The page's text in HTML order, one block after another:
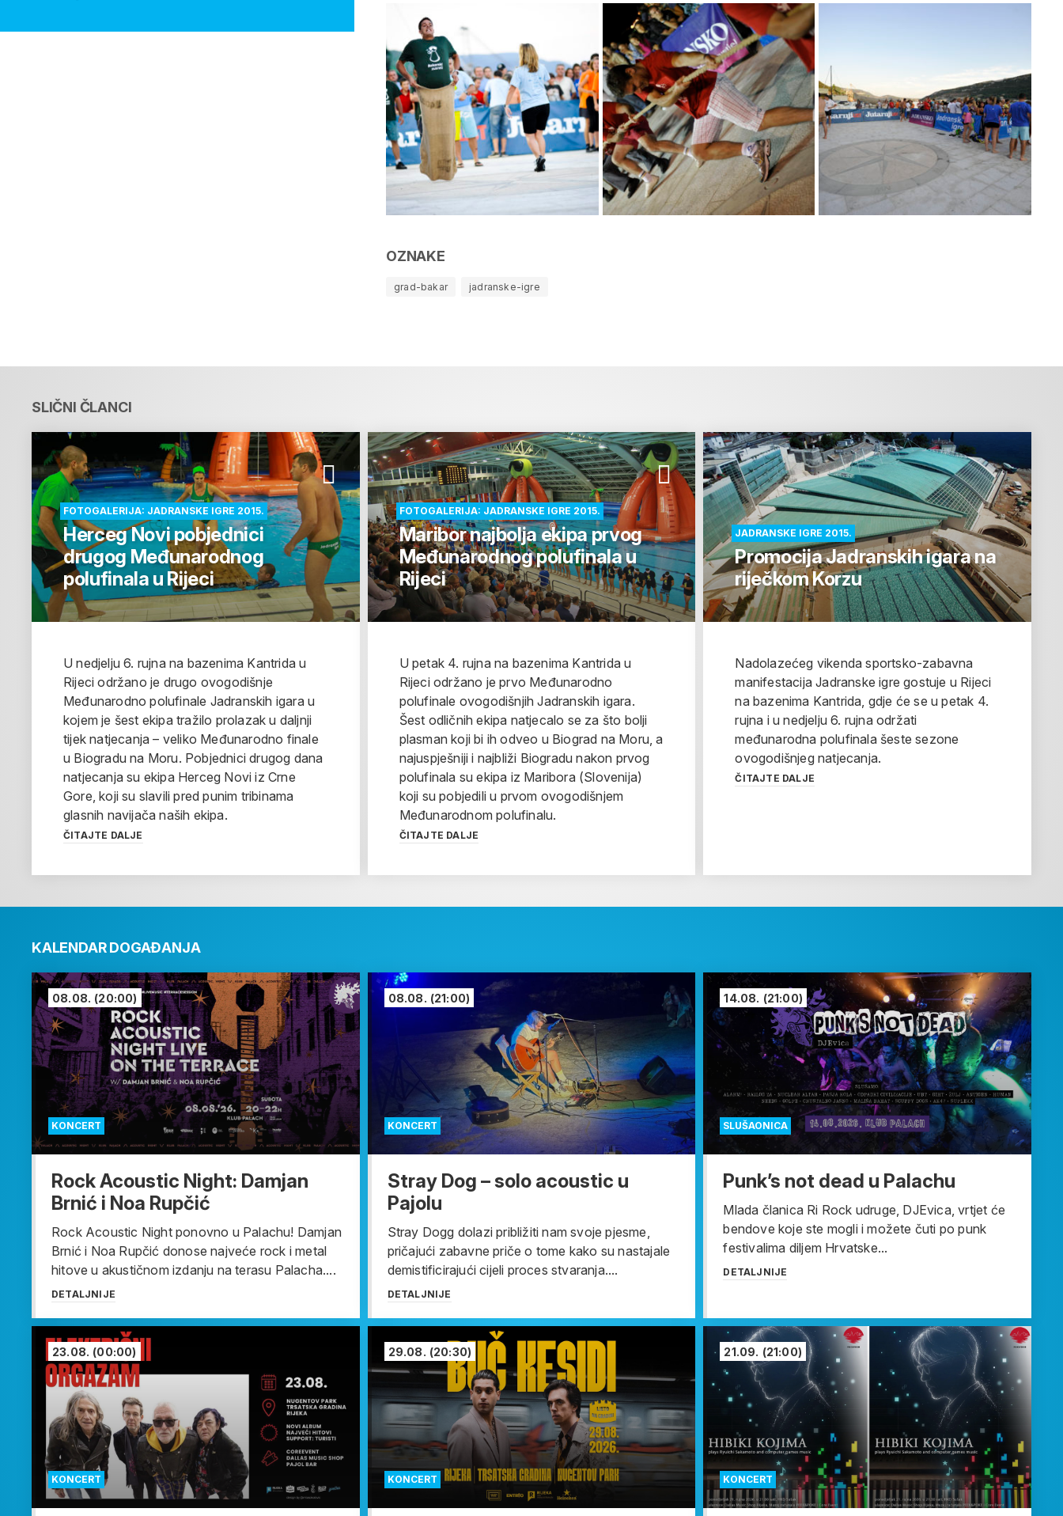
OZNAKE
grad-bakar jadranske-igre
SLIČNI ČLANCI
FOTOGALERIJA: JADRANSKE IGRE 2015.
Herceg Novi pobjednici
drugog Međunarodnog
polufinala u Rijeci
U nedjelju 6. rujna na bazenima Kantrida u
Rijeci održano je drugo ovogodišnje
Međunarodno polufinale Jadranskih igara u
kojem je šest ekipa tražilo prolazak u daljnji
tijek natjecanja – veliko Međunarodno finale
u Biogradu na Moru. Pobjednici drugog dana
natjecanja su ekipa Herceg Novi iz Crne
Gore, koji su slavili pred punim tribinama
glasnih navijača naših ekipa.
ČITAJTE DALJE
FOTOGALERIJA: JADRANSKE IGRE 2015.
Maribor najbolja ekipa prvog
Međunarodnog polufinala u
Rijeci
U petak 4. rujna na bazenima Kantrida u
Rijeci održano je prvo Međunarodno
polufinale ovogodišnjih Jadranskih igara.
Šest odličnih ekipa natjecalo se za što bolji
plasman koji bi ih odveo u Biograd na Moru, a
najuspješniji i najbliži Biogradu nakon prvog
polufinala su ekipa iz Maribora (Slovenija)
koji su pobjedili u prvom ovogodišnjem
Međunarodnom polufinalu.
ČITAJTE DALJE
JADRANSKE IGRE 2015.
Promocija Jadranskih igara na
riječkom Korzu
Nadolazećeg vikenda sportsko-zabavna
manifestacija Jadranske igre gostuje u Rijeci
na bazenima Kantrida, gdje će se u petak 4.
rujna i u nedjelju 6. rujna održati
međunarodna polufinala šeste sezone
ovogodišnjeg natjecanja.
ČITAJTE DALJE
KALENDAR DOGAĐANJA
KONCERT
08.08. (20:00)
Rock Acoustic Night: Damjan
Brnić i Noa Rupčić
Rock Acoustic Night ponovno u Palachu! Damjan
Brnić i Noa Rupčić donose najveće rock i metal
hitove u akustičnom izdanju na terasu Palacha....
DETALJNIJE
KONCERT
08.08. (21:00)
Stray Dog – solo acoustic u
Pajolu
Stray Dogg dolazi približiti nam svoje pjesme,
pričajući zabavne priče o tome kako su nastajale
demistificirajući cijeli proces stvaranja....
DETALJNIJE
SLUŠAONICA
14.08. (21:00)
Punk’s not dead u Palachu
Mlada članica Ri Rock udruge, DJEvica, vrtjet će
bendove koje ste mogli i možete čuti po punk
festivalima diljem Hrvatske...
DETALJNIJE
KONCERT
23.08. (00:00)
KONCERT
29.08. (20:30)
KONCERT
21.09. (21:00)